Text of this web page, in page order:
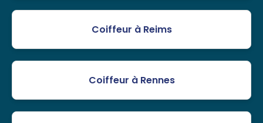
Coiffeur à Reims
Coiffeur à Rennes